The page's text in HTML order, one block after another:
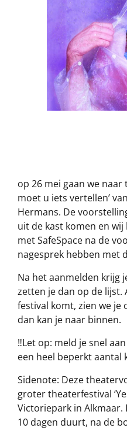
op 26 mei gaan we
moet u iets vertellen’
Hermans. De
uit de kast komen en
met SafeSpace na de
nagesprek hebben met
Na het aanmelden krijg
zetten je dan op de lijst.
festival komt, zien we je
dan kan je naar binnen.
‼️Let op: meld je snel
een heel beperkt aantal
Sidenote: Deze
groter theaterfestival
Victoriepark in Alkmaar.
10 dagen duurt, na de